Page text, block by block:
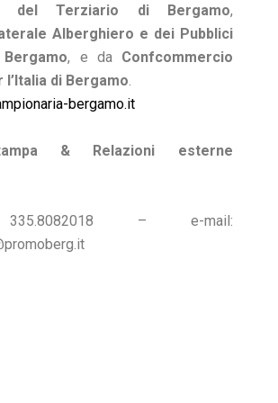
del Terziario di Bergamo,
Alberghiero e dei Pubblici
, e da Confcommercio
di Bergamo
bergamo.it
& Relazioni esterne
– e-mail: